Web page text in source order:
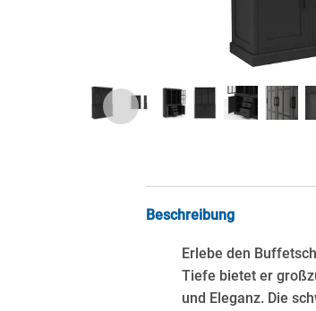
Beschreibung
Erlebe den
Tiefe bietet er
und Eleganz. Die